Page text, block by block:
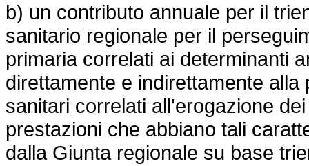
b) un contributo annuale per il
sanitario regionale per il
primaria correlati ai determinanti
direttamente e indirettamente
sanitari correlati all'erogazione
prestazioni che abbiano tali
dalla Giunta regionale su base